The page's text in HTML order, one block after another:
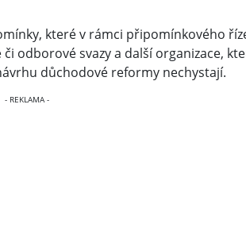
které v rámci připomínkového
odborové svazy a další organizace,
důchodové reformy nechystají.